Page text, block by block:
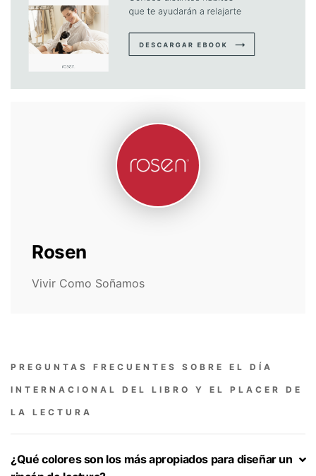
Rosen
Vivir Como Soñamos
PREGUNTAS FRECUENTES SOBRE EL DÍA
INTERNACIONAL DEL LIBRO Y EL PLACER DE
LA LECTURA
¿Qué colores son los más apropiados para diseñar un